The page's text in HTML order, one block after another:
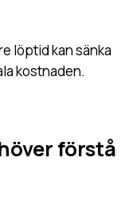
löptid kan sänka
kostnaden.
förstå